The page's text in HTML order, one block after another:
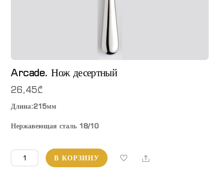
Arcade. Нож десертный
26,45₾
Длина:215мм
Нержавеющая сталь 18/10
Количество
товара
В КОРЗИНУ Share